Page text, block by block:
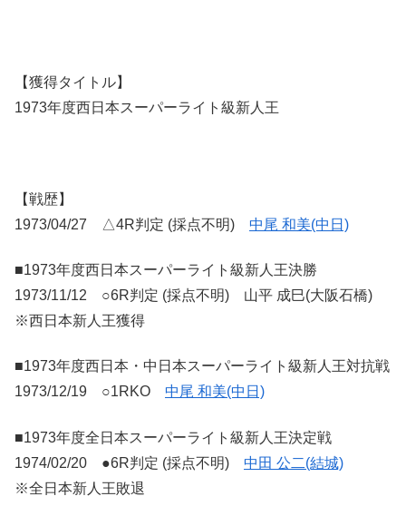
【獲得タイトル】
1973年度西日本スーパーライト級新人王
【戦歴】
1973/04/27 △4R判定 (採点不明) 中尾 和美(中日)
■1973年度西日本スーパーライト級新人王決勝
1973/11/12 ○6R判定 (採点不明) 山平 成巳(大阪石橋)
※西日本新人王獲得
■1973年度西日本・中日本スーパーライト級新人王対抗戦
1973/12/19 ○1RKO 中尾 和美(中日)
■1973年度全日本スーパーライト級新人王決定戦
1974/02/20 ●6R判定 (採点不明) 中田 公二(結城)
※全日本新人王敗退